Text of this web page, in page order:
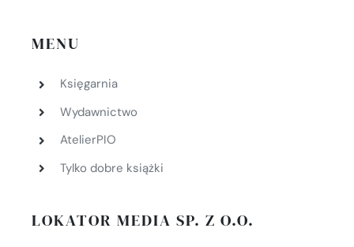
MENU
Księgarnia
Wydawnictwo
AtelierPIO
Tylko dobre książki
LOKATOR MEDIA SP. Z O.O.